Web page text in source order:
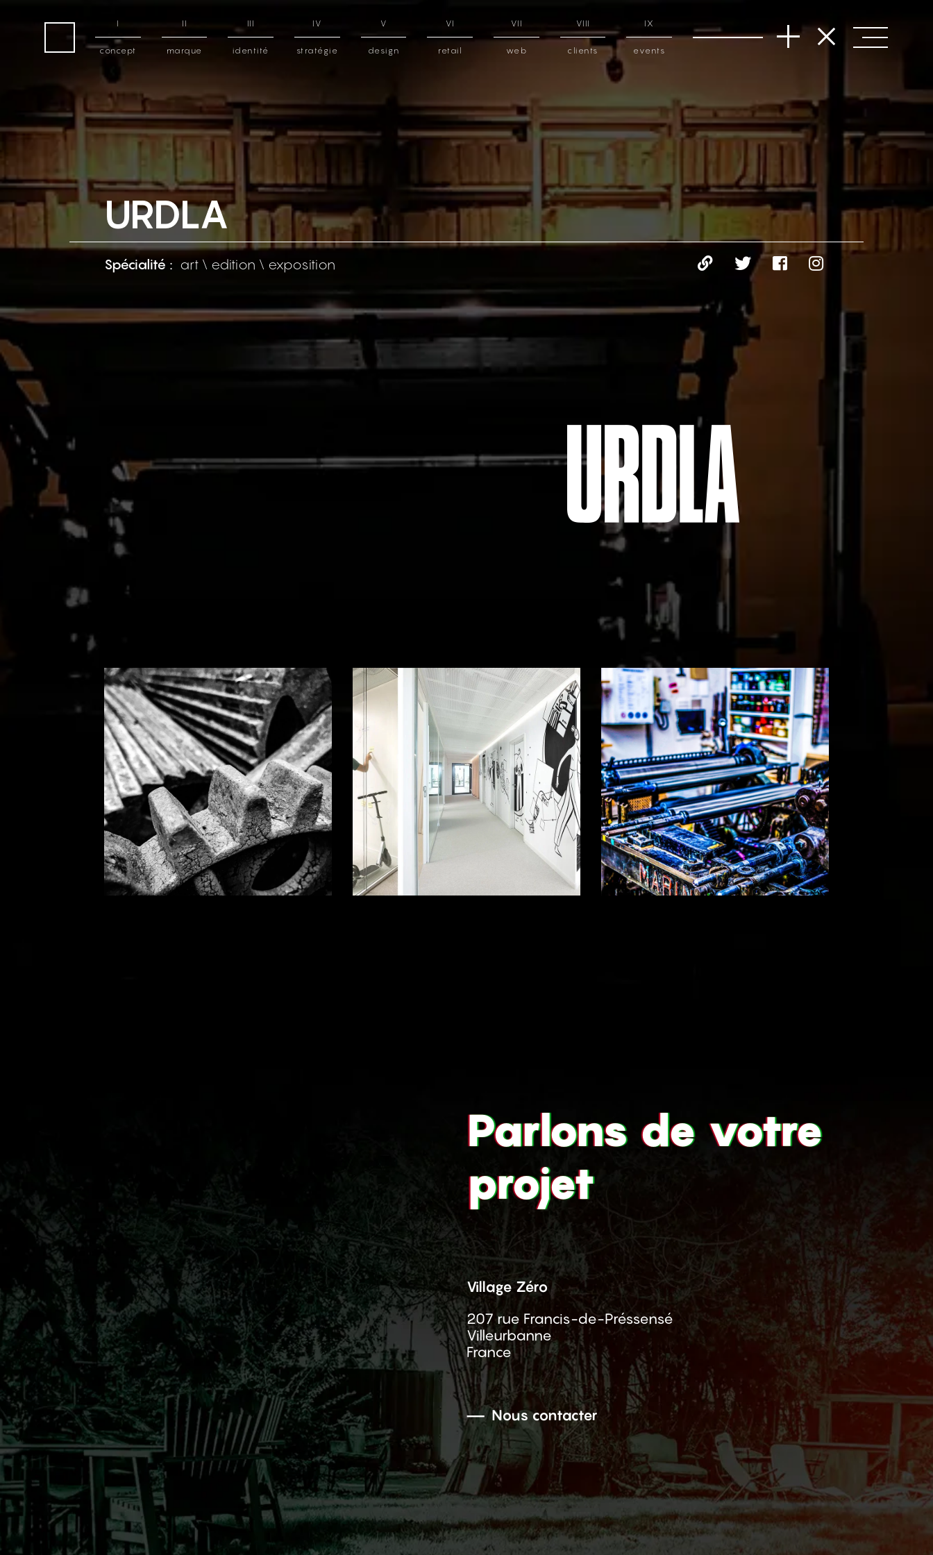
I
concept
II
marque
III
identité
IV
stratégie
V
design
VI
retail
VII
web
VIII
clients
IX
events
Village Zéro
Atome et les siens
Pi S!
URDLA
Spécialité : art \ edition \ exposition
Parlons de votre
projet
Village Zéro
207 rue Francis-de-Préssensé
Villeurbanne
France
Nous contacter